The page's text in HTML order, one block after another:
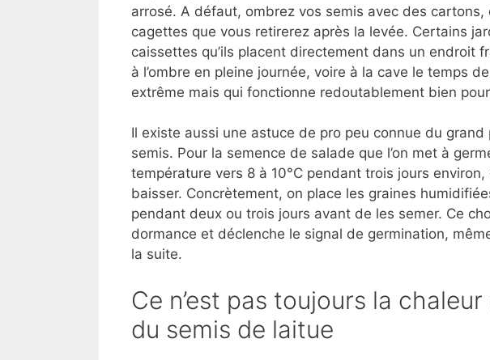
arrosé. A défaut, ombrez vos semis avec des
cagettes que vous retirerez après la levée. Certains
caissettes qu’ils placent directement dans un endroit
à l’ombre en pleine journée, voire à la cave le temps
extrême mais qui fonctionne redoutablement bien
Il existe aussi une astuce de pro peu connue du
semis. Pour la semence de salade que l’on met à
température vers 8 à 10°C pendant trois jours
baisser. Concrètement, on place les graines
pendant deux ou trois jours avant de les semer. Ce
dormance et déclenche le signal de germination,
la suite.
Ce n’est pas toujours la
du semis de laitue